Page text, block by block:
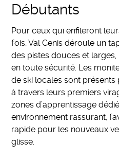
Débutants
Pour ceux qui enfileront
fois, Val Cenis déroule un
des pistes douces et
en toute sécurité. Les
de ski locales sont
à travers leurs premiers
zones d’apprentissage
environnement rassurant,
rapide pour les nouveaux
glisse.